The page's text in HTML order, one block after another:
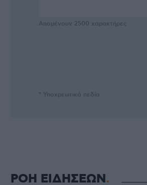
Απομένουν 2500 χαρακτήρες
* Υποχρεωτικά πεδία
ΡΟΗ ΕΙΔΗΣΕΩΝ